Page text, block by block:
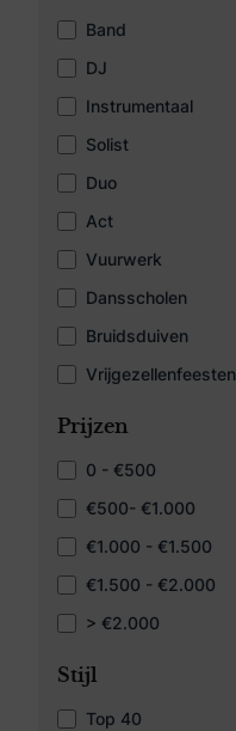
Band
DJ
Instrumentaal
Solist
Duo
Act
Vuurwerk
Dansscholen
Bruidsduiven
Vrijgezellenfeesten
Prijzen
0 - €500
€500- €1.000
€1.000 - €1.500
€1.500 - €2.000
> €2.000
Stijl
Top 40